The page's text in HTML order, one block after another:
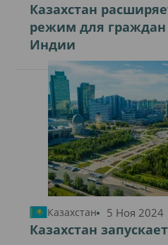
Казахстан
режим для
Индии
Казахстан 5 Ноя 2024
Казахстан